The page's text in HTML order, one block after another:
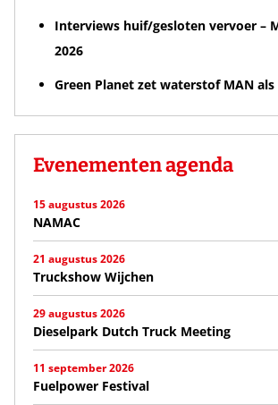
Interviews huif/gesloten vervoer –
2026
Green Planet zet waterstof MAN
Evenementen agenda
15 augustus 2026
NAMAC
21 augustus 2026
Truckshow Wijchen
29 augustus 2026
Dieselpark Dutch Truck Meeting
11 september 2026
Fuelpower Festival